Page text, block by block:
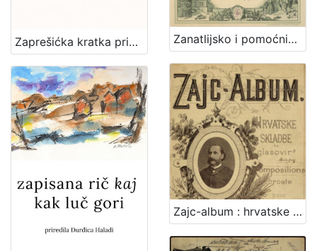
Zaprešićka kratka priča 2023. : nagrađene i pohvaljene priče Zanatlijsko i pomoćničko društvo za podporu bolestnika, nemoćnika, udova i siročadi : [povelja]
Zajc-album : hrvatske skladbe za glasovir